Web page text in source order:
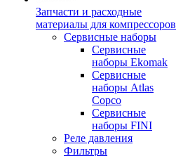
Запчасти и расходные
материалы для компрессоров
Cервисные наборы
Сервисные
наборы Ekomak
Cервисные
наборы Atlas
Copco
Сервисные
наборы FINI
Реле давления
Фильтры